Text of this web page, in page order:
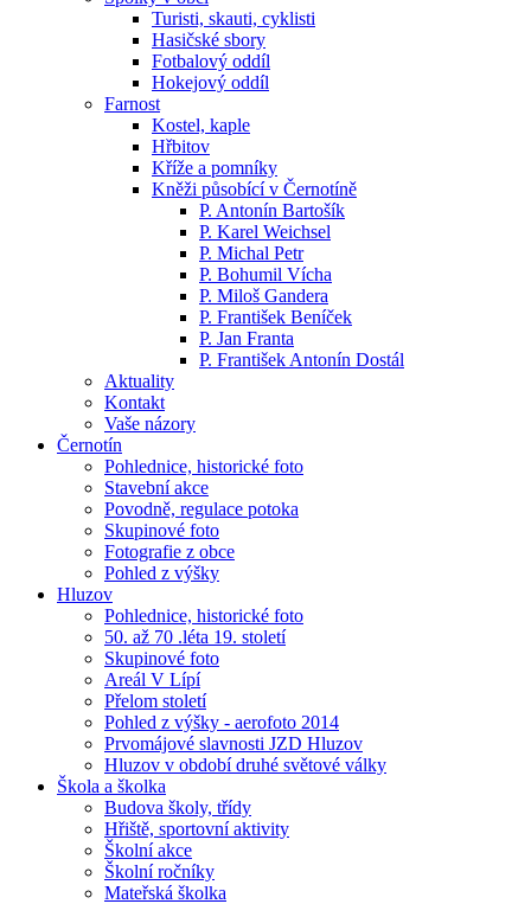
Turisti, skauti, cyklisti
Hasičské sbory
Fotbalový oddíl
Hokejový oddíl
Farnost
Kostel, kaple
Hřbitov
Kříže a pomníky
Kněži působící v Černotíně
P. Antonín Bartošík
P. Karel Weichsel
P. Michal Petr
P. Bohumil Vícha
P. Miloš Gandera
P. František Beníček
P. Jan Franta
P. František Antonín Dostál
Aktuality
Kontakt
Vaše názory
Černotín
Pohlednice, historické foto
Stavební akce
Povodně, regulace potoka
Skupinové foto
Fotografie z obce
Pohled z výšky
Hluzov
Pohlednice, historické foto
50. až 70 .léta 19. století
Skupinové foto
Areál V Lípí
Přelom století
Pohled z výšky - aerofoto 2014
Prvomájové slavnosti JZD Hluzov
Hluzov v období druhé světové války
Škola a školka
Budova školy, třídy
Hřiště, sportovní aktivity
Školní akce
Školní ročníky
Mateřská školka